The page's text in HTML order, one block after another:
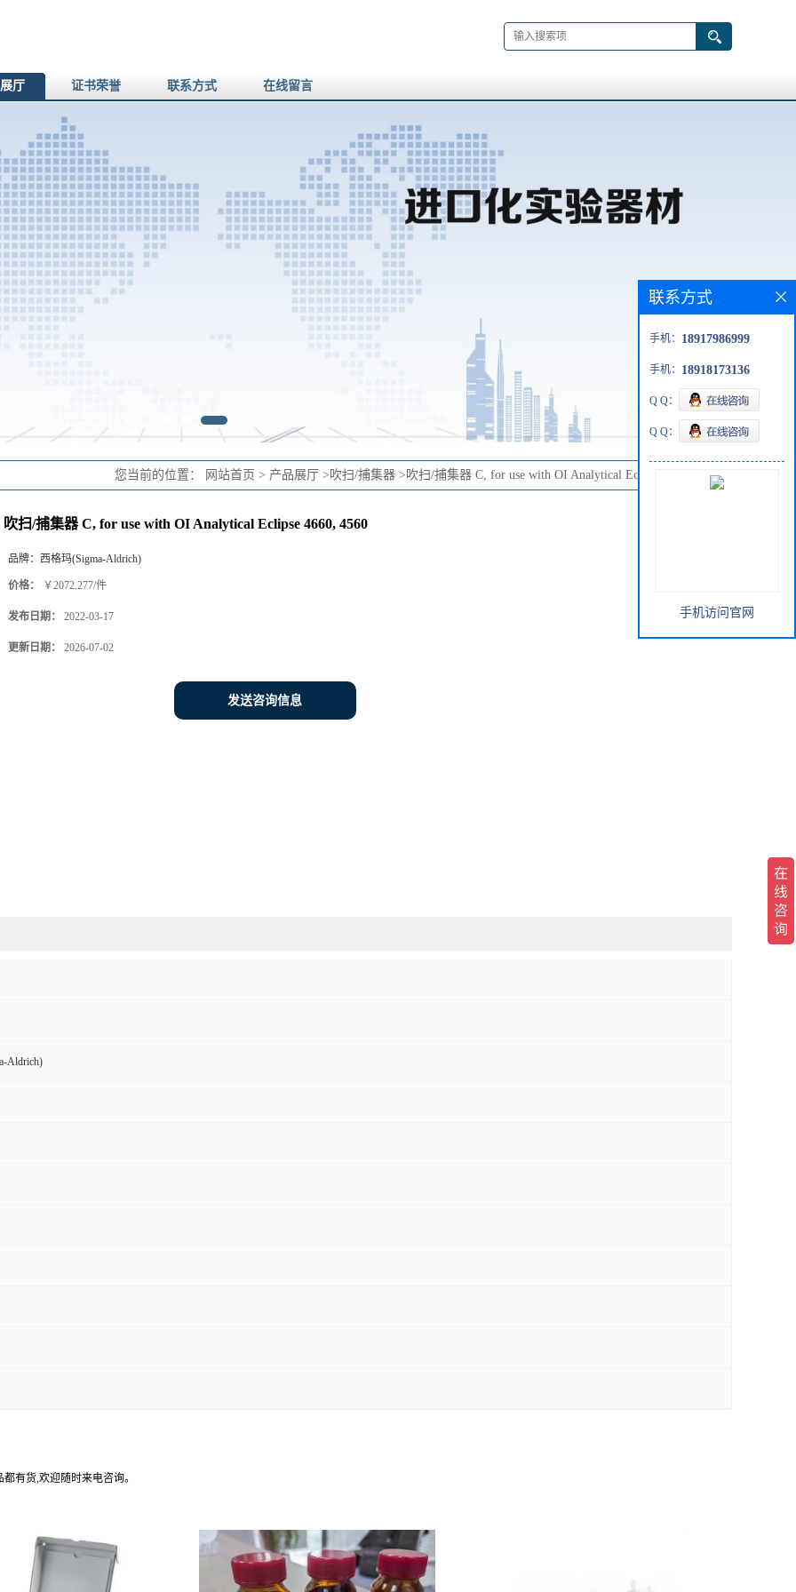
厅 证书荣誉 联系方式 在线留言
您当前的位置： 网站首页 > 产品展厅 > 吹扫/捕集器 > 吹扫/捕集器 C, for use with OI Analytical Eclipse 4660, 4560
吹扫/捕集器 C, for use with OI Analytical Eclipse 4660, 4560
品牌： 西格玛(Sigma-Aldrich)
价格： ￥2072.277/件
发布日期： 2022-03-17
更新日期： 2026-07-02
发送咨询信息
Aldrich)
有货,欢迎随时来电咨询。
联系方式
手机： 18917986999
手机： 18918173136
Q Q：
Q Q：
手机访问官网